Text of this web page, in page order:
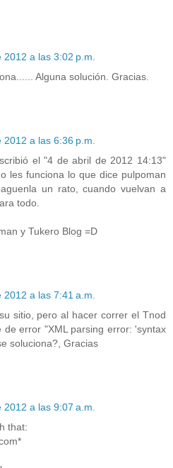
a las 3:02 p.m.
Alguna solución. Gracias.
a las 6:36 p.m.
el "4 de abril de 2012 14:13"
les funciona lo que dice pulpoman
un rato, cuando vuelvan a
todo.
y Tukero Blog =D
a las 7:41 a.m.
sitio, pero al hacer correr el Tnod
de error "XML parsing error: 'syntax
soluciona?, Gracias
a las 9:07 a.m.
that: